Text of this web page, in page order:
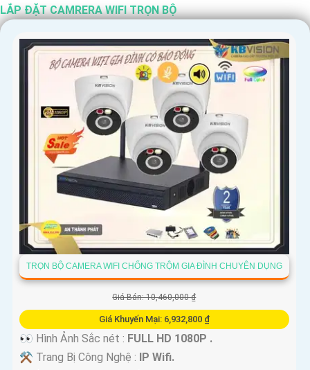
LẮP ĐẶT CAMRERA WIFI TRỌN BỘ
TRỌN BỘ CAMERA WIFI CHỐNG TRỘM GIA ĐÌNH CHUYÊN DỤNG
Giá Bán: 10,460,000 ₫
Giá Khuyến Mại: 6,932,800 ₫
️
👀 Hình Ảnh Sắc nét : FULL HD 1080P .
⚒ Trang Bị Công Nghệ :
IP Wifi.